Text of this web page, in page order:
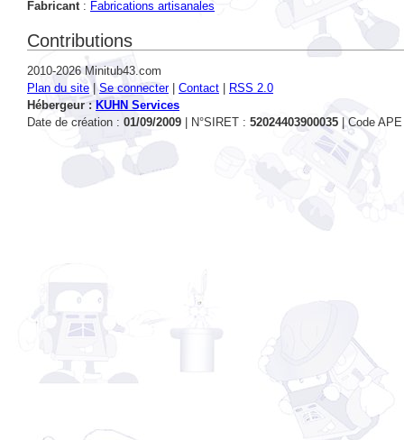
Contributions
2010-2026 Minitub43.com
Plan du site
Se connecter
Hébergeur :KUHN Services
Date de création :01/09/2009| N°SIRET :52024403900035